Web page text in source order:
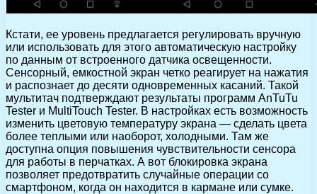
Кстати, ее уровень предлагается регулировать вручную
или использовать для этого автоматическую настройку
по данным от встроенного датчика освещенности.
Сенсорный, емкостной экран четко реагирует на нажатия
и распознает до десяти одновременных касаний. Такой
мультитач подтверждают результаты программ AnTuTu
Tester и MultiTouch Tester. В настройках есть возможность
изменить цветовую температуру экрана — сделать цвета
более теплыми или наоборот, холодными. Там же
доступна опция повышения чувствительности сенсора
для работы в перчатках. А вот блокировка экрана
позволяет предотвратить случайные операции со
смартфоном, когда он находится в кармане или сумке.